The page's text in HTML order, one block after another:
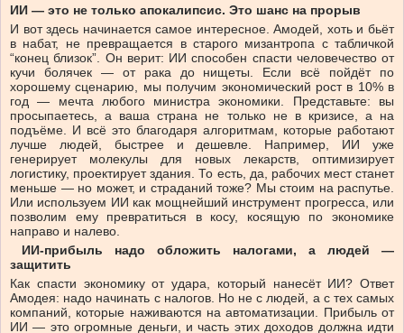
ИИ — это не только апокалипсис. Это шанс на прорыв
И вот здесь начинается самое интересное. Амодей, хоть и бьёт
в набат, не превращается в старого мизантропа с табличкой
“конец близок”. Он верит: ИИ способен спасти человечество от
кучи болячек — от рака до нищеты. Если всё пойдёт по
хорошему сценарию, мы получим экономический рост в 10% в
год — мечта любого министра экономики. Представьте: вы
просыпаетесь, а ваша страна не только не в кризисе, а на
подъёме. И всё это благодаря алгоритмам, которые работают
лучше людей, быстрее и дешевле. Например, ИИ уже
генерирует молекулы для новых лекарств, оптимизирует
логистику, проектирует здания. То есть, да, рабочих мест станет
меньше — но может, и страданий тоже? Мы стоим на распутье.
Или используем ИИ как мощнейший инструмент прогресса, или
позволим ему превратиться в косу, косящую по экономике
направо и налево.
ИИ-прибыль надо обложить налогами, а людей —
защитить
Как спасти экономику от удара, который нанесёт ИИ? Ответ
Амодея: надо начинать с налогов. Но не с людей, а с тех самых
компаний, которые наживаются на автоматизации. Прибыль от
ИИ — это огромные деньги, и часть этих доходов должна идти